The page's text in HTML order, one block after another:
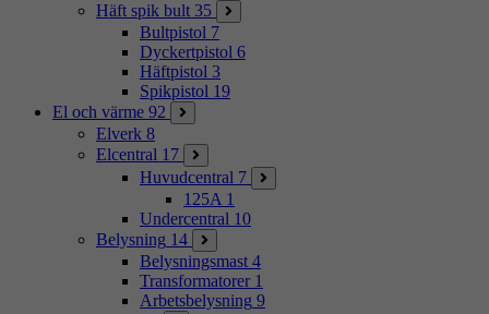
Häft spik bult 35
Bultpistol 7
Dyckertpistol 6
Häftpistol 3
Spikpistol 19
El och värme 92
Elverk 8
Elcentral 17
Huvudcentral 7
125A 1
Undercentral 10
Belysning 14
Belysningsmast 4
Transformatorer 1
Arbetsbelysning 9